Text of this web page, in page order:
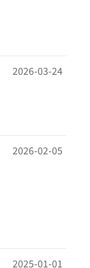
2026-03-24
2026-02-05
2025-01-01